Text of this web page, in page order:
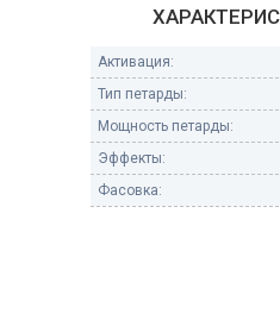
огни малые
огни большие
Активация:
Тип петарды:
Мощность петарды:
Эффекты:
Фасовка: